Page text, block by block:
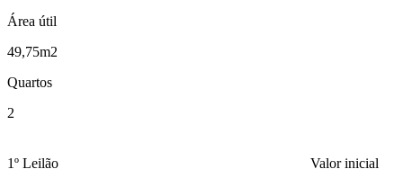
Área útil
49,75m2
Quartos
2
1º Leilão
Valor inicial